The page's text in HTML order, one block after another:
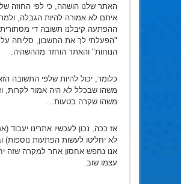
האתר שלנו הושהה, כי לפי החוזה
איתם לא אמורה להיות הגבלה,
ההפתעה קיבלנו תשובה די
"הפעלתי לך את החשבון, סליחה על
הנוחות" והאתר הוחזר מההשהיה.
כלומר, יכול להיות שלפי התשובה
משהו שבכלל לא היה אמור לקרות,
משהו שקרה בטעות…
אז ככה, נכון לעכשיו אתרינו יעבוד
לא יחליטו לעשות הפתעות נוספות)
אנו נחפש אחסון אחר למקרה שזה
עצמו שוב.